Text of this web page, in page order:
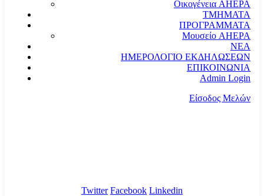
Οικογένεια AHEPA
ΤΜΗΜΑΤΑ
ΠΡΟΓΡΑΜΜΑΤΑ
Μουσείο AHEPA
ΝΕΑ
ΗΜΕΡΟΛΟΓΙΟ ΕΚΔΗΛΩΣΕΩΝ
ΕΠΙΚΟΙΝΩΝΙΑ
Admin Login
Είσοδος Μελών
Twitter Facebook Linkedin